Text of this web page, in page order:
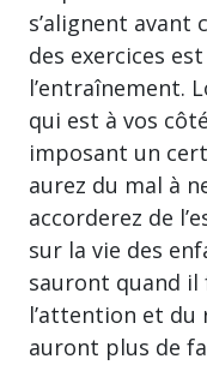
s’alignent avant
des exercices
l’entraînement.
qui est à vos
imposant un
aurez du mal à
accorderez de
sur la vie des
sauront quand il
l’attention et du
auront plus de